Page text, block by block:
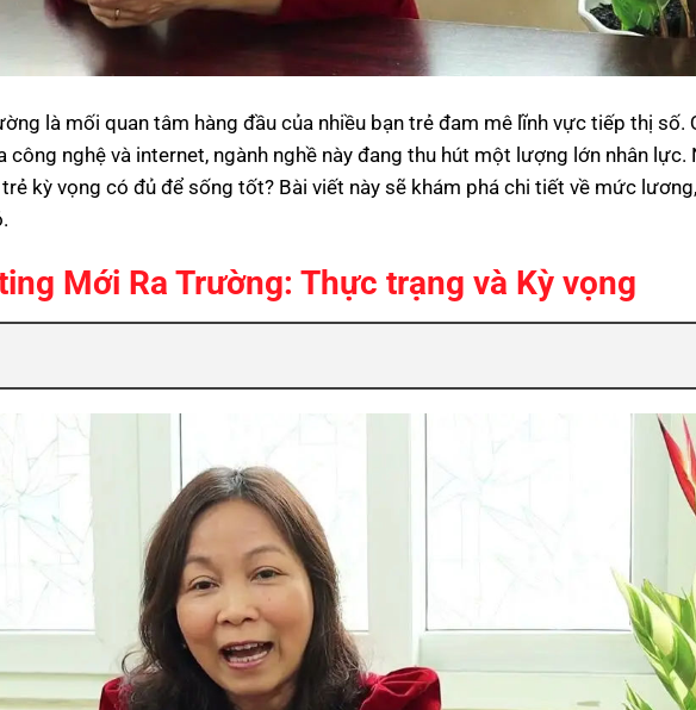
là mối quan tâm hàng đầu của nhiều bạn trẻ đam mê lĩnh vực tiếp thị số.
công nghệ và internet, ngành nghề này đang thu hút một lượng lớn nhân lực.
kỳ vọng có đủ để sống tốt? Bài viết này sẽ khám phá chi tiết về mức
Mới Ra Trường: Thực trạng và Kỳ vọng